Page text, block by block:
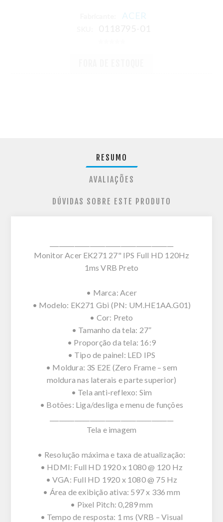
ACER
RESUMO
AVALIAÇÕES
DÚVIDAS SOBRE ESTE PRODUTO
Monitor Acer EK271 27" IPS Full HD 120Hz
1ms VRB Preto
• Marca: Acer
• Modelo: EK271 Gbi (PN: UM.HE1AA.G01)
• Cor: Preto
• Tamanho da tela: 27”
• Proporção da tela: 16:9
• Tipo de painel: LED IPS
• Moldura: 3S E2E (Zero Frame – sem
moldura nas laterais e parte superior)
• Tela anti-reflexo: Sim
• Botões: Liga/desliga e menu de funções
Tela e imagem
• Resolução máxima e taxa de atualização:
• HDMI: Full HD 1920 x 1080 @ 120 Hz
• VGA: Full HD 1920 x 1080 @ 75 Hz
• Área de exibição ativa: 597 x 336 mm
• Pixel Pitch: 0,289 mm
• Tempo de resposta: 1 ms (VRB – Visual